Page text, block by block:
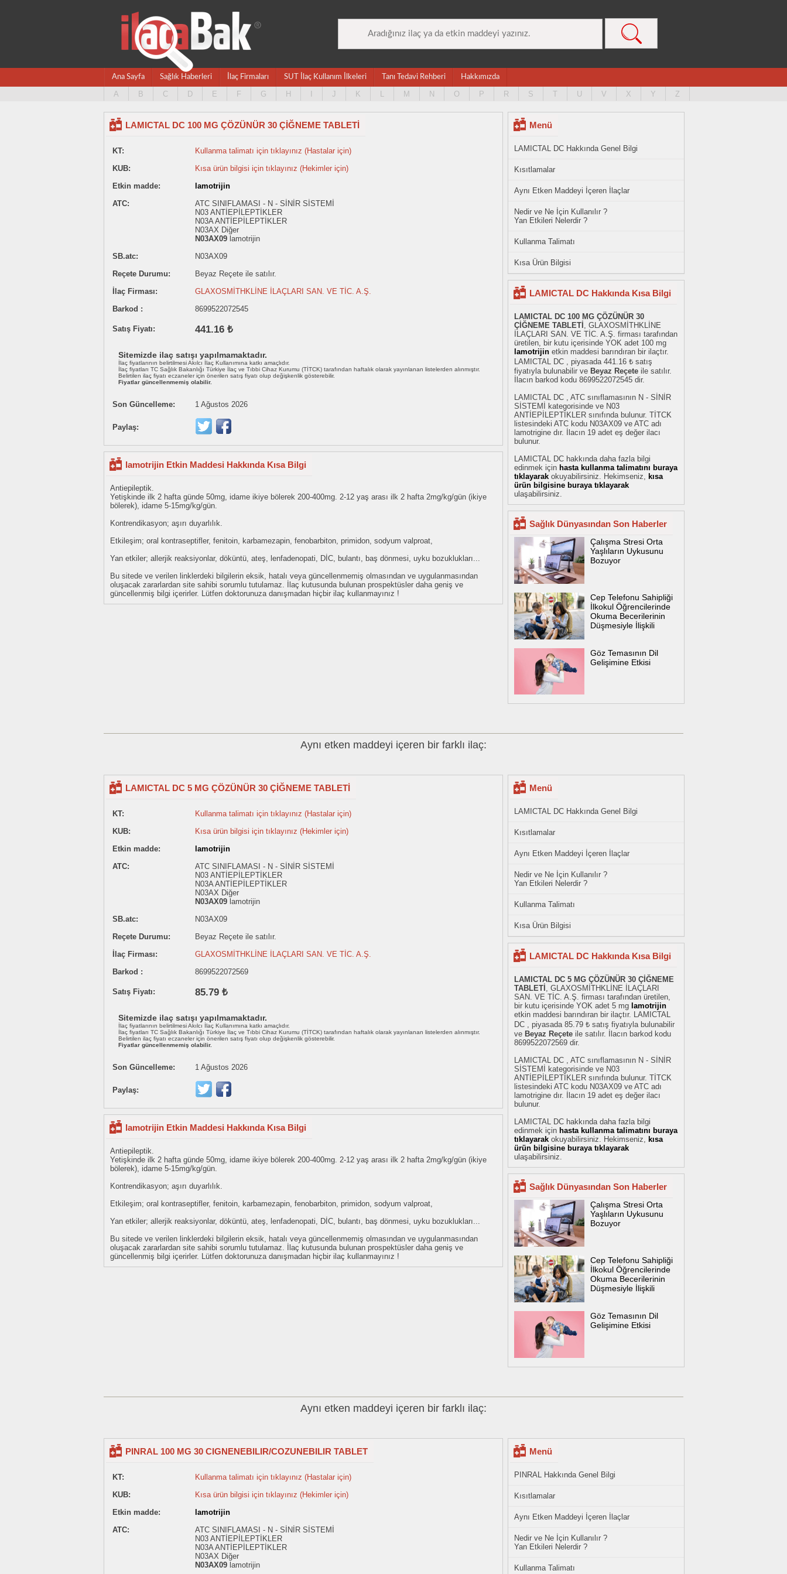
Ana Sayfa Sağlık Haberleri İlaç Firmaları SUT İlaç Kullanım İlkeleri Tanı Tedavi Rehberi Hakkımızda
A B C D E F G H J K L M N O P R S T U V X Y Z
LAMICTAL DC 100 MG ÇÖZÜNÜR 30 ÇİĞNEME TABLETİ
KT:
Kullanma talimatı için tıklayınız (Hastalar için)
KUB:
Kısa ürün bilgisi için tıklayınız (Hekimler için)
Etkin madde:
lamotrijin
ATC:
ATC SINIFLAMASI - N - SİNİR SİSTEMİ
N03 ANTİEPİLEPTİKLER
N03A ANTİEPİLEPTİKLER
N03AX Diğer
N03AX09 lamotrijin
SB.atc:
N03AX09
Reçete Durumu:
Beyaz Reçete ile satılır.
İlaç Firması:
GLAXOSMİTHKLİNE İLAÇLARI SAN. VE TİC. A.Ş.
Barkod :
8699522072545
Satış Fiyatı: 441.16 ₺
Sitemizde ilaç satışı yapılmamaktadır.
İlaç fiyatlarının belirtilmesi Akılcı İlaç Kullanımına katkı amaçlıdır.
İlaç fiyatları TC Sağlık Bakanlığı Türkiye İlaç ve Tıbbi Cihaz Kurumu (TİTCK) tarafından haftalık olarak yayınlanan listelerden alınmıştır.
Belirtilen ilaç fiyatı eczaneler için önerilen satış fiyatı olup değişkenlik gösterebilir.
Fiyatlar güncellenmemiş olabilir.
Son Güncelleme: 1 Ağustos 2026
Paylaş:
lamotrijin Etkin Maddesi Hakkında Kısa Bilgi
Antiepileptik.
Yetişkinde ilk 2 hafta günde 50mg, idame ikiye bölerek 200-400mg. 2-12 yaş arası ilk 2 hafta 2mg/kg/gün (ikiye
bölerek), idame 5-15mg/kg/gün.
Kontrendikasyon; aşırı duyarlılık.
Etkileşim; oral kontraseptifler, fenitoin, karbamezapin, fenobarbiton, primidon, sodyum valproat,
Yan etkiler; allerjik reaksiyonlar, döküntü, ateş, lenfadenopati, DİC, bulantı, baş dönmesi, uyku bozuklukları...
Bu sitede ve verilen linklerdeki bilgilerin eksik, hatalı veya güncellenmemiş olmasından ve uygulanmasından
oluşacak zararlardan site sahibi sorumlu tutulamaz. İlaç kutusunda bulunan prospektüsler daha geniş ve
güncellenmiş bilgi içerirler. Lütfen doktorunuza danışmadan hiçbir ilaç kullanmayınız !
Menü
LAMICTAL DC Hakkında Genel Bilgi
Kısıtlamalar
Aynı Etken Maddeyi İçeren İlaçlar
Nedir ve Ne İçin Kullanılır ?
Yan Etkileri Nelerdir ?
Kullanma Talimatı
Kısa Ürün Bilgisi
LAMICTAL DC Hakkında Kısa Bilgi
LAMICTAL DC 100 MG ÇÖZÜNÜR 30
ÇİĞNEME TABLETİ , GLAXOSMİTHKLİNE
İLAÇLARI SAN. VE TİC. A.Ş. firması tarafından
üretilen, bir kutu içerisinde YOK adet 100 mg
lamotrijin etkin maddesi barındıran bir ilaçtır.
LAMICTAL DC , piyasada 441.16 ₺ satış
fiyatıyla bulunabilir ve Beyaz Reçete ile satılır.
İlacın barkod kodu 8699522072545 dir.
LAMICTAL DC , ATC sınıflamasının N - SİNİR
SİSTEMİ kategorisinde ve N03
ANTİEPİLEPTİKLER sınıfında bulunur. TİTCK
listesindeki ATC kodu N03AX09 ve ATC adı
lamotrigine dır. İlacın 19 adet eş değer ilacı
bulunur.
LAMICTAL DC hakkında daha fazla bilgi
edinmek için hasta kullanma talimatını buraya
tıklayarak okuyabilirsiniz. Hekimseniz, kısa
ürün bilgisine buraya tıklayarak
ulaşabilirsiniz.
Sağlık Dünyasından Son Haberler
Çalışma Stresi Orta
Yaşlıların Uykusunu
Bozuyor
Cep Telefonu Sahipliği
İlkokul Öğrencilerinde
Okuma Becerilerinin
Düşmesiyle İlişkili
Göz Temasının Dil
Gelişimine Etkisi
Aynı etken maddeyi içeren bir farklı ilaç:
LAMICTAL DC 5 MG ÇÖZÜNÜR 30 ÇİĞNEME TABLETİ
KT:
Kullanma talimatı için tıklayınız (Hastalar için)
KUB:
Kısa ürün bilgisi için tıklayınız (Hekimler için)
Etkin madde:
lamotrijin
ATC:
ATC SINIFLAMASI - N - SİNİR SİSTEMİ
N03 ANTİEPİLEPTİKLER
N03A ANTİEPİLEPTİKLER
N03AX Diğer
N03AX09 lamotrijin
SB.atc:
N03AX09
Reçete Durumu:
Beyaz Reçete ile satılır.
İlaç Firması:
GLAXOSMİTHKLİNE İLAÇLARI SAN. VE TİC. A.Ş.
Barkod :
8699522072569
Satış Fiyatı: 85.79 ₺
Sitemizde ilaç satışı yapılmamaktadır.
İlaç fiyatlarının belirtilmesi Akılcı İlaç Kullanımına katkı amaçlıdır.
İlaç fiyatları TC Sağlık Bakanlığı Türkiye İlaç ve Tıbbi Cihaz Kurumu (TİTCK) tarafından haftalık olarak yayınlanan listelerden alınmıştır.
Belirtilen ilaç fiyatı eczaneler için önerilen satış fiyatı olup değişkenlik gösterebilir.
Fiyatlar güncellenmemiş olabilir.
Son Güncelleme: 1 Ağustos 2026
Paylaş:
lamotrijin Etkin Maddesi Hakkında Kısa Bilgi
Antiepileptik.
Yetişkinde ilk 2 hafta günde 50mg, idame ikiye bölerek 200-400mg. 2-12 yaş arası ilk 2 hafta 2mg/kg/gün (ikiye
bölerek), idame 5-15mg/kg/gün.
Kontrendikasyon; aşırı duyarlılık.
Etkileşim; oral kontraseptifler, fenitoin, karbamezapin, fenobarbiton, primidon, sodyum valproat,
Yan etkiler; allerjik reaksiyonlar, döküntü, ateş, lenfadenopati, DİC, bulantı, baş dönmesi, uyku bozuklukları...
Bu sitede ve verilen linklerdeki bilgilerin eksik, hatalı veya güncellenmemiş olmasından ve uygulanmasından
oluşacak zararlardan site sahibi sorumlu tutulamaz. İlaç kutusunda bulunan prospektüsler daha geniş ve
güncellenmiş bilgi içerirler. Lütfen doktorunuza danışmadan hiçbir ilaç kullanmayınız !
Menü
LAMICTAL DC Hakkında Genel Bilgi
Kısıtlamalar
Aynı Etken Maddeyi İçeren İlaçlar
Nedir ve Ne İçin Kullanılır ?
Yan Etkileri Nelerdir ?
Kullanma Talimatı
Kısa Ürün Bilgisi
LAMICTAL DC Hakkında Kısa Bilgi
LAMICTAL DC 5 MG ÇÖZÜNÜR 30 ÇİĞNEME
TABLETİ , GLAXOSMİTHKLİNE İLAÇLARI
SAN. VE TİC. A.Ş. firması tarafından üretilen,
bir kutu içerisinde YOK adet 5 mg lamotrijin
etkin maddesi barındıran bir ilaçtır. LAMICTAL
DC , piyasada 85.79 ₺ satış fiyatıyla bulunabilir
ve Beyaz Reçete ile satılır. İlacın barkod kodu
8699522072569 dir.
LAMICTAL DC , ATC sınıflamasının N - SİNİR
SİSTEMİ kategorisinde ve N03
ANTİEPİLEPTİKLER sınıfında bulunur. TİTCK
listesindeki ATC kodu N03AX09 ve ATC adı
lamotrigine dır. İlacın 19 adet eş değer ilacı
bulunur.
LAMICTAL DC hakkında daha fazla bilgi
edinmek için hasta kullanma talimatını buraya
tıklayarak okuyabilirsiniz. Hekimseniz, kısa
ürün bilgisine buraya tıklayarak
ulaşabilirsiniz.
Sağlık Dünyasından Son Haberler
Çalışma Stresi Orta
Yaşlıların Uykusunu
Bozuyor
Cep Telefonu Sahipliği
İlkokul Öğrencilerinde
Okuma Becerilerinin
Düşmesiyle İlişkili
Göz Temasının Dil
Gelişimine Etkisi
Aynı etken maddeyi içeren bir farklı ilaç:
PINRAL 100 MG 30 CIGNENEBILIR/COZUNEBILIR TABLET
KT:
Kullanma talimatı için tıklayınız (Hastalar için)
KUB:
Kısa ürün bilgisi için tıklayınız (Hekimler için)
Etkin madde:
lamotrijin
ATC:
ATC SINIFLAMASI - N - SİNİR SİSTEMİ
N03 ANTİEPİLEPTİKLER
N03A ANTİEPİLEPTİKLER
N03AX Diğer
N03AX09 lamotrijin
Menü
PINRAL Hakkında Genel Bilgi
Kısıtlamalar
Aynı Etken Maddeyi İçeren İlaçlar
Nedir ve Ne İçin Kullanılır ?
Yan Etkileri Nelerdir ?
Kullanma Talimatı